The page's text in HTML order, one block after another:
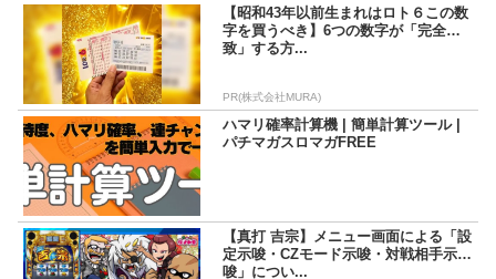
【昭和43年以前生まれはロト６この数
字を買うべき】6つの数字が「完全一
致」する方...
PR(株式会社MURA)
ハマリ確率計算機 | 簡単計算ツール |
パチマガスロマガFREE
【真打 吉宗】メニュー画面による「設
定示唆・CZモード示唆・対戦相手示
唆」につい...